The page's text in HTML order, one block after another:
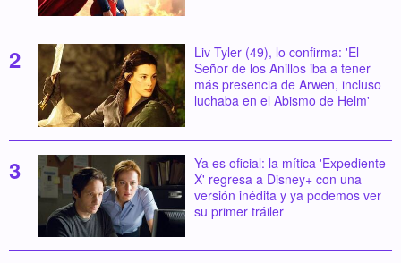
Liv Tyler (49), lo confirma: 'El
Señor de los Anillos iba a tener
más presencia de Arwen, incluso
luchaba en el Abismo de Helm'
Ya es oficial: la mítica 'Expediente
X' regresa a Disney+ con una
versión inédita y ya podemos ver
su primer tráiler